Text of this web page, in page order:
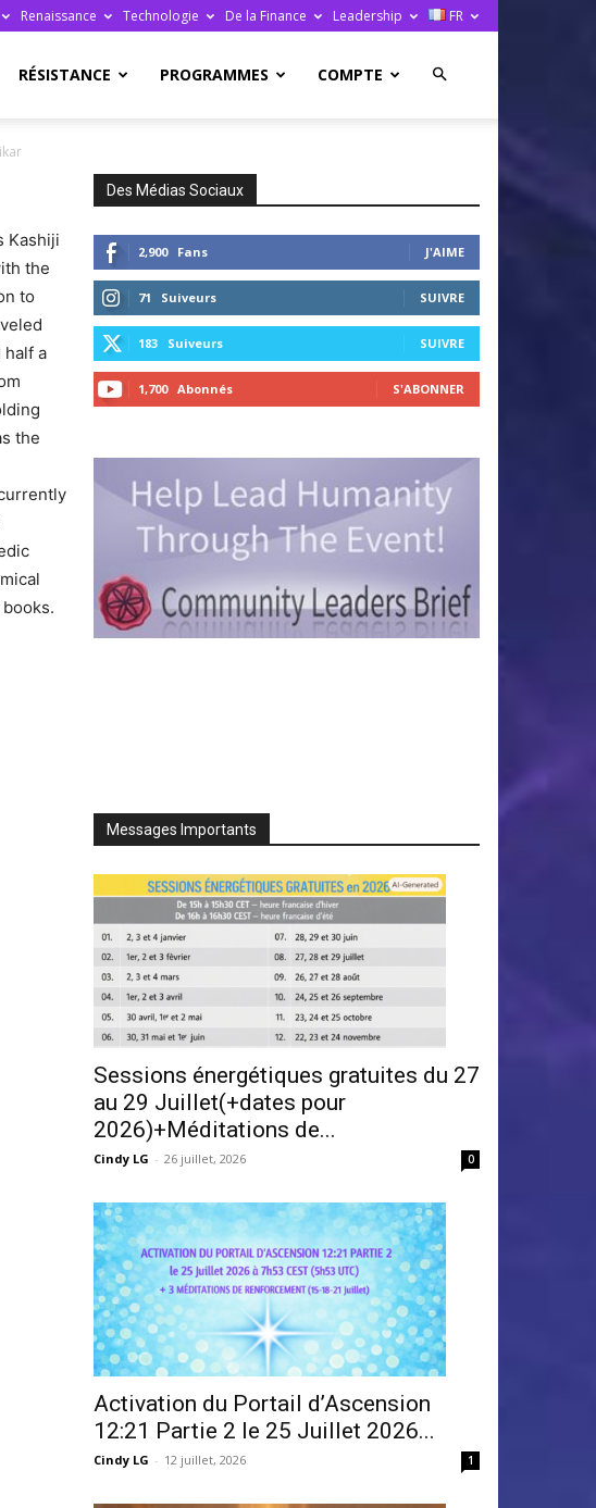
Renaissance Technologie De la Finance Leadership FR
RÉSISTANCE PROGRAMMES COMPTE
Kashiji
the
to
a
the
Des Médias Sociaux
2,900 Fans J'AIME
71 Suiveurs SUIVRE
183 Suiveurs SUIVRE
1,700 Abonnés S'ABONNER
Messages Importants
Sessions énergétiques gratuites du 27
au 29 Juillet(+dates pour
2026)+Méditations de...
Cindy LG - 26 juillet, 2026 0
Activation du Portail d’Ascension
12:21 Partie 2 le 25 Juillet 2026...
Cindy LG - 12 juillet, 2026 1